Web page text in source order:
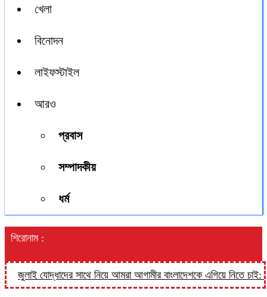
খেলা
বিনোদন
লাইফস্টাইল
আরও
প্রবাস
সম্পাদকীয়
ধর্ম
শিরোনাম :
যোদ্ধাদের সাথে নিয়ে আমরা আগামীর বাংলাদেশকে এগিয়ে নিতে চাই: তথ্য